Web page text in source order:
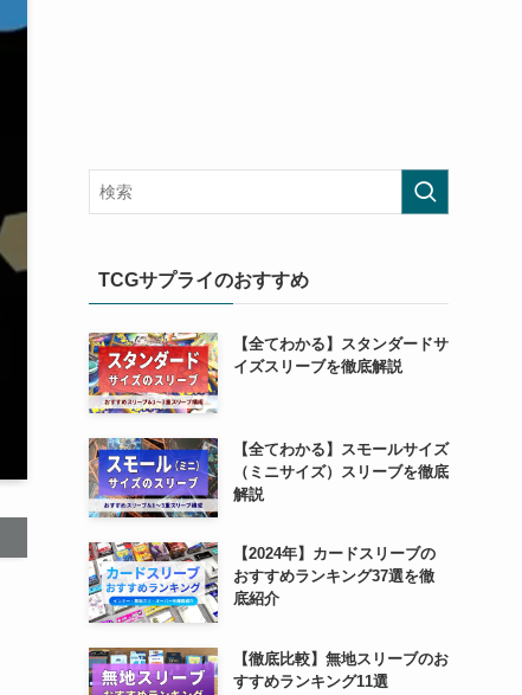
TCGサプライのおすすめ
【全てわかる】スタンダードサ
イズスリーブを徹底解説
【全てわかる】スモールサイズ
（ミニサイズ）スリーブを徹底
解説
【2024年】カードスリーブの
おすすめランキング37選を徹
底紹介
【徹底比較】無地スリーブのお
すすめランキング11選